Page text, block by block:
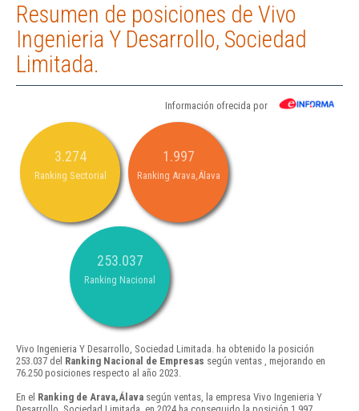
Resumen de posiciones de Vivo
Ingenieria Y Desarrollo, Sociedad
Limitada.
Información ofrecida por
3.274
Ranking Sectorial
1.997
Ranking Arava,Álava
253.037
Ranking Nacional
Vivo Ingenieria Y Desarrollo, Sociedad Limitada. ha obtenido la posición
253.037 del Ranking Nacional de Empresas según ventas , mejorando en
76.250 posiciones respecto al año 2023.
En el Ranking de Arava,Álava según ventas, la empresa Vivo Ingenieria Y